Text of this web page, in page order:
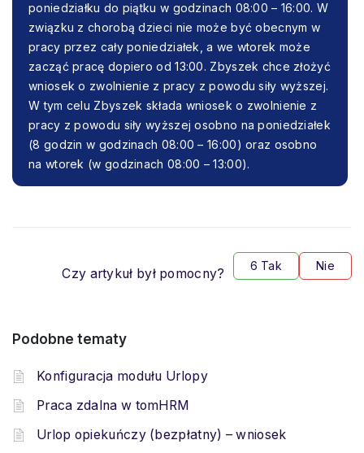
poniedziałku do piątku w godzinach 08:00 – 16:00. W
związku z chorobą dzieci nie może być obecnym w
pracy przez cały poniedziałek, a we wtorek może
zacząć pracę dopiero od 13:00. Zbyszek chce złożyć
wniosek o zwolnienie z pracy z powodu siły wyższej.
W tym celu Zbyszek składa wniosek o zwolnienie z
pracy z powodu siły wyższej osobno na poniedziałek
(8 godzin w godzinach 08:00 – 16:00) oraz osobno
na wtorek (w godzinach 08:00 – 13:00).
Nie
6 Tak
Czy artykuł był pomocny?
Podobne tematy
Konfiguracja modułu Urlopy
Praca zdalna w tomHRM
Urlop opiekuńczy (bezpłatny) – wniosek